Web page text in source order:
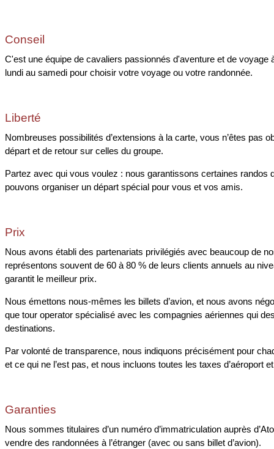
Conseil
C'est une équipe de cavaliers passionnés d'aventure et de voyage
lundi au samedi pour choisir votre voyage ou votre randonnée.
Liberté
Nombreuses possibilités d’extensions à la carte, vous n’êtes pas
départ et de retour sur celles du groupe.
Partez avec qui vous voulez : nous garantissons certaines randos
pouvons organiser un départ spécial pour vous et vos amis.
Prix
Nous avons établi des partenariats privilégiés avec beaucoup de
représentons souvent de 60 à 80 % de leurs clients annuels au
garantit le meilleur prix.
Nous émettons nous-mêmes les billets d’avion, et nous avons
que tour operator spécialisé avec les compagnies aériennes qui
destinations.
Par volonté de transparence, nous indiquons précisément pour
et ce qui ne l’est pas, et nous incluons toutes les taxes d’aéroport
Garanties
Nous sommes titulaires d’un numéro d’immatriculation auprès
vendre des randonnées à l’étranger (avec ou sans billet d’avion).